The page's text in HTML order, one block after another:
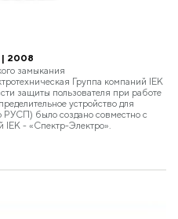
| 2008
замыкания
Группа компаний IEK
защиты пользователя при работе
устройство для
РУСП) было создано совместно с
IEK - «Спектр-Электро».